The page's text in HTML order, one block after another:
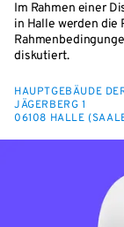
Im Rahmen einer
in Halle werden die
diskutiert.
HAUPTGEBÄUDE
JÄGERBERG 1
06108 HALLE